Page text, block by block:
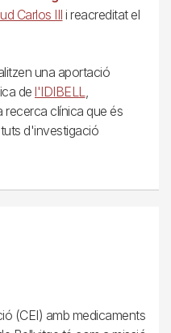
Carlos IIIi reacreditat el
una aportació
de l'IDIBELL
recerca clínica que és
d'investigació
(CEI) amb medicaments